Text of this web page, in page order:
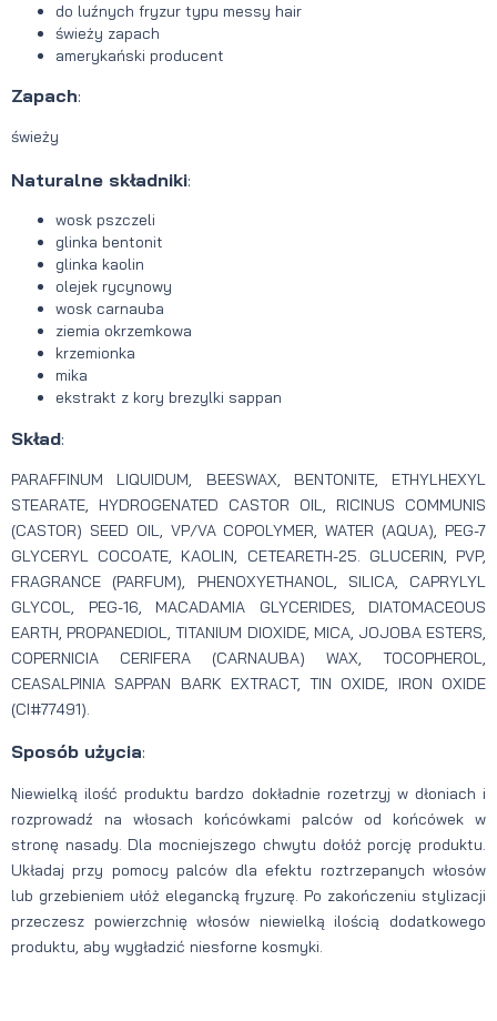
do luźnych fryzur typu messy hair
świeży zapach
amerykański producent
Zapach:
świeży
Naturalne składniki:
wosk pszczeli
glinka bentonit
glinka kaolin
olejek rycynowy
wosk carnauba
ziemia okrzemkowa
krzemionka
mika
ekstrakt z kory brezylki sappan
Skład:
PARAFFINUM LIQUIDUM, BEESWAX, BENTONITE, ETHYLHEXYL
STEARATE, HYDROGENATED CASTOR OIL, RICINUS COMMUNIS
(CASTOR) SEED OIL, VP/VA COPOLYMER, WATER (AQUA), PEG-7
GLYCERYL COCOATE, KAOLIN, CETEARETH-25. GLUCERIN, PVP,
FRAGRANCE (PARFUM), PHENOXYETHANOL, SILICA, CAPRYLYL
GLYCOL, PEG-16, MACADAMIA GLYCERIDES, DIATOMACEOUS
EARTH, PROPANEDIOL, TITANIUM DIOXIDE, MICA, JOJOBA ESTERS,
COPERNICIA CERIFERA (CARNAUBA) WAX, TOCOPHEROL,
CEASALPINIA SAPPAN BARK EXTRACT, TIN OXIDE, IRON OXIDE
(CI#77491).
Sposób użycia:
Niewielką ilość produktu bardzo dokładnie rozetrzyj w dłoniach i
rozprowadź na włosach końcówkami palców od końcówek w
stronę nasady. Dla mocniejszego chwytu dołóż porcję produktu.
Układaj przy pomocy palców dla efektu roztrzepanych włosów
lub grzebieniem ułóż elegancką fryzurę. Po zakończeniu stylizacji
przeczesz powierzchnię włosów niewielką ilością dodatkowego
produktu, aby wygładzić niesforne kosmyki.